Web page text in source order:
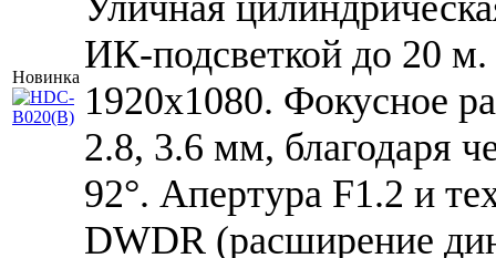
Новинка
ИК-подсветкой до 20 м.
1920x1080. Фокусное
2.8, 3.6 мм, благодаря
92°. Апертура F1.2 и
DWDR (расширение